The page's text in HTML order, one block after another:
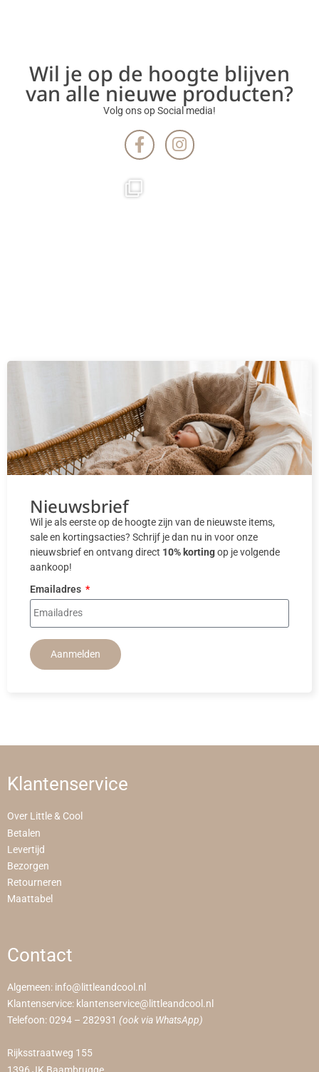
Wil je op de hoogte blijven
van alle nieuwe producten?
Volg ons op Social media!
Nieuwsbrief
Wil je als eerste op de hoogte zijn van de nieuwste items,
sale en kortingsacties? Schrijf je dan nu in voor onze
nieuwsbrief en ontvang direct 10% kortingop je volgende
aankoop!
Emailadres
Aanmelden
Klantenservice
Over Little & Cool
Betalen
Levertijd
Bezorgen
Retourneren
Maattabel
Contact
Algemeen: info@littleandcool.nl
Klantenservice: klantenservice@littleandcool.nl
Telefoon: 0294 – 282931 (ook via WhatsApp)
Rijksstraatweg 155